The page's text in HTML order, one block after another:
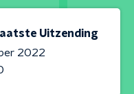
Uitzending
2022